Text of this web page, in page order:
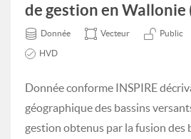
de gestion en Wallonie
Donnée Vecteur Public
HVD
Donnée conforme INSPIRE
géographique des bassins
gestion obtenus par la fusion des